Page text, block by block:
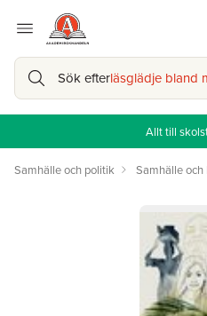
Sök efterläsglädje bland
Allt till
Samhälle och politik Samhälle